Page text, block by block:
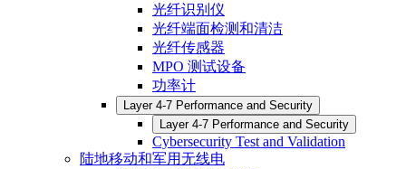
光纤识别仪
光纤端面检测和清洁
光纤传感器
MPO 测试设备
功率计
Layer 4-7 Performance and Security
Layer 4-7 Performance and Security
Cybersecurity Test and Validation
陆地移动和军用无线电